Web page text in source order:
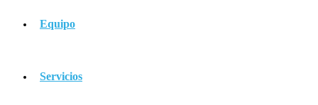
Equipo
Servicios